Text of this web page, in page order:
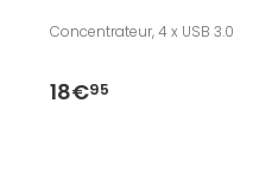
Concentrateur, 4 x USB 3.0
18€95